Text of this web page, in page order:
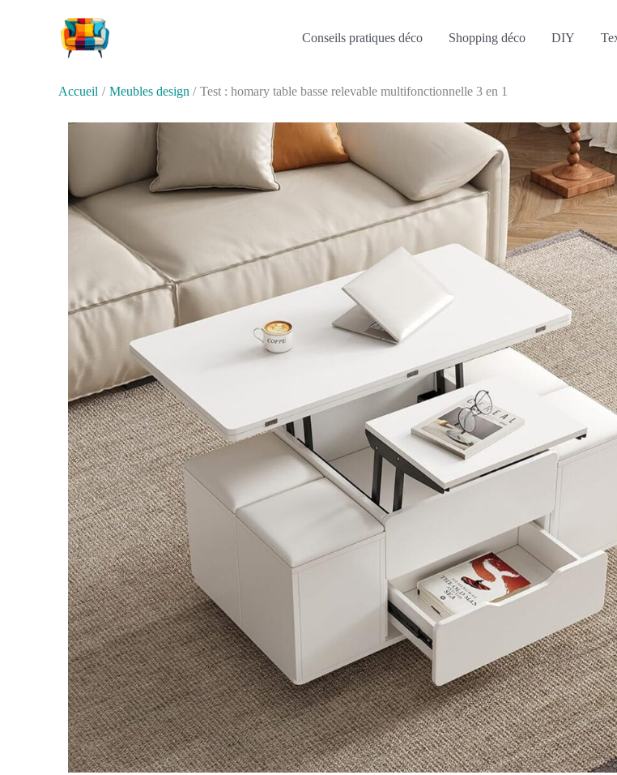
Conseils pratiques déco Shopping déco DIY
Accueil Meubles design Test : homary table basse relevable multifonctionnelle 3 en 1